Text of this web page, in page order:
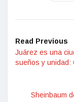
Read Previous
Juárez es una
sueños y unidad:
Sheinbaum